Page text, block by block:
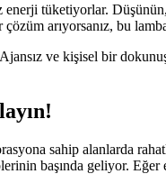
enerji tüketiyorlar.
arıyorsanız, bu
ve kişisel bir
sahip alanlarda
başında geliyor.